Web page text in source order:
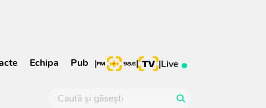
Echipa Pub | | |Live